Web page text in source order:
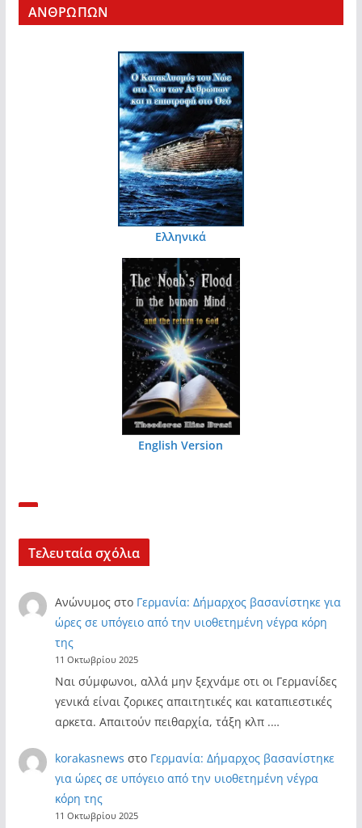
ΑΝΘΡΩΠΩΝ
Ελληνικά
English Version
Τελευταία σχόλια
Ανώνυμος στο Γερμανία: Δήμαρχος βασανίστηκε για
ώρες σε υπόγειο από την υιοθετημένη νέγρα κόρη
της
11 Οκτωβρίου 2025
Ναι σύμφωνοι, αλλά μην ξεχνάμε οτι οι Γερμανίδες
γενικά είναι ζορικες απαιτητικές και καταπιεστικές
αρκετα. Απαιτούν πειθαρχία, τάξη κλπ .…
korakasnews στο Γερμανία: Δήμαρχος βασανίστηκε
για ώρες σε υπόγειο από την υιοθετημένη νέγρα
κόρη της
11 Οκτωβρίου 2025